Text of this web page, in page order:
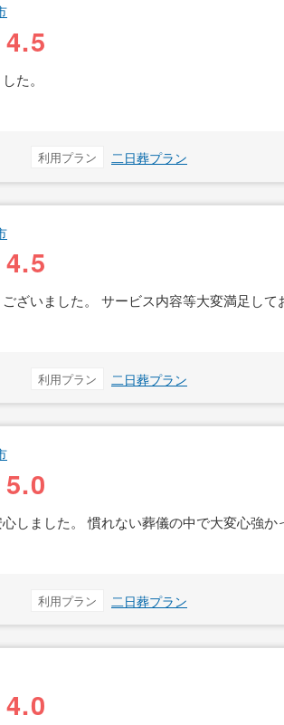
4.5
た。
利用プラン 二日葬プラン
4.5
ざいました。 サービス内容等大変満足して
利用プラン 二日葬プラン
5.0
しました。 慣れない葬儀の中で大変心強か
利用プラン 二日葬プラン
4.0